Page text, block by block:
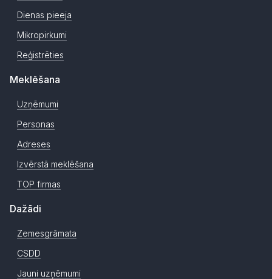
Dienas pieeja
Mikropirkumi
Reģistrēties
Meklēšana
Uzņēmumi
Personas
Adreses
Izvērstā meklēšana
TOP firmas
Dažādi
Zemesgrāmata
CSDD
Jauni uzņēmumi